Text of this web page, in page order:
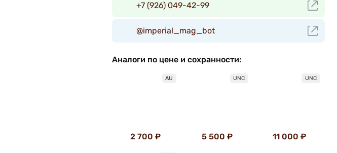
+7 (926) 049-42-99
@imperial_mag_bot
Аналоги по цене и сохранности:
AU
2 700 ₽
UNC
5 500 ₽
UNC
11 000 ₽